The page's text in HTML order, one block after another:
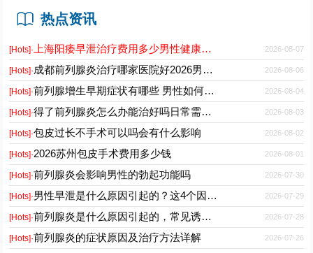
热点资讯
[Hots]·上海阳痿早泄治疗费用多少男性健康专科医院2026 2026-08-07
[Hots]·成都前列腺炎治疗哪家医院好2026男性专科门诊推荐 2026-08-06
[Hots]·前列腺增生早期症状有哪些 男性如何科学预防与日常护理 2026-08-04
[Hots]·得了前列腺炎怎么办能治好吗日常需要注意什么 2026-08-03
[Hots]·包皮过长不手术可以吗会有什么影响 2026-08-02
[Hots]·2026苏州包皮手术费用多少钱 2026-08-01
[Hots]·前列腺炎会影响男性的勃起功能吗 2026-07-30
[Hots]·男性早泄是什么原因引起的？这4个因素最常见 2026-07-29
[Hots]·前列腺炎是什么原因引起的，常见诱因有哪些 2026-07-28
[Hots]·前列腺炎的症状原因及治疗方法详解 2026-07-26